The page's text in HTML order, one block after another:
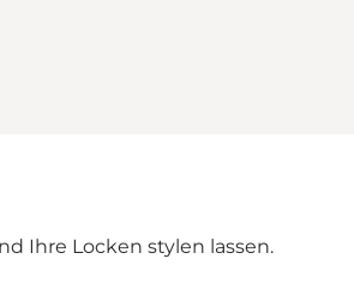
Ihre Locken stylen lassen.